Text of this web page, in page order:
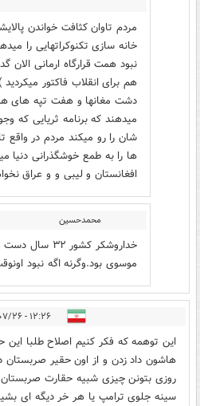
مردم تاوان کثافت خواندن
خانه سازی تکنوکراتهایی را
نبود همت قرارگاه ارمانی الان
هم برای انقلاب فاکتور
دشت مغانها و هفت تپه های
میدهند که برنامه ثریایی که
شان را رو میکند مردم در واقع
ها را به طمع خوشگذرانی دنیا
افغانستان و لیبی و و عراق
محمدحسین
خداروشکر
موسوی بود.وگرنه اگه نبود
۱۲:۲۶ - ۱۳۹۹/۰۷/۲۶
این توهمه که فکر کنیم اصلاح طلبا این
هاشون داد زدن و از اون حقیر صربستان
روزی بتونن چیزی شبیه حقارت
سینه جلوی ترامپ یا هر خر دیگه ای